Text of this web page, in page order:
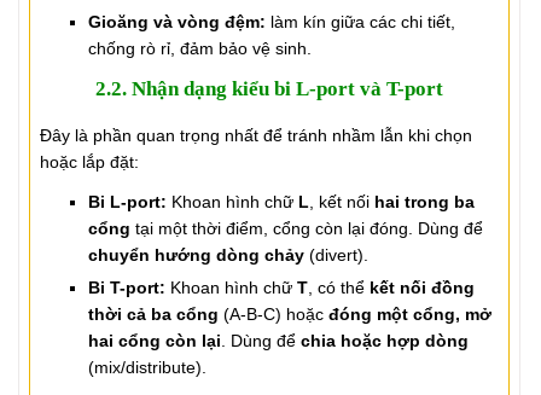
Gioăng và vòng đệm: làm kín giữa các chi tiết,
chống rò rỉ, đảm bảo vệ sinh.
2.2. Nhận dạng kiểu bi L-port và T-port
Đây là phần quan trọng nhất để tránh nhầm lẫn khi chọn
hoặc lắp đặt:
Bi L-port: Khoan hình chữ L , kết nối hai trong ba
cổng tại một thời điểm, cổng còn lại đóng. Dùng để
chuyển hướng dòng chảy(divert).
Bi T-port: Khoan hình chữ T, có thể kết nối đồng
thời cả ba cổng (A-B-C) hoặc đóng một cổng, mở
hai cổng còn lại . Dùng để chia hoặc hợp dòng
(mix/distribute).